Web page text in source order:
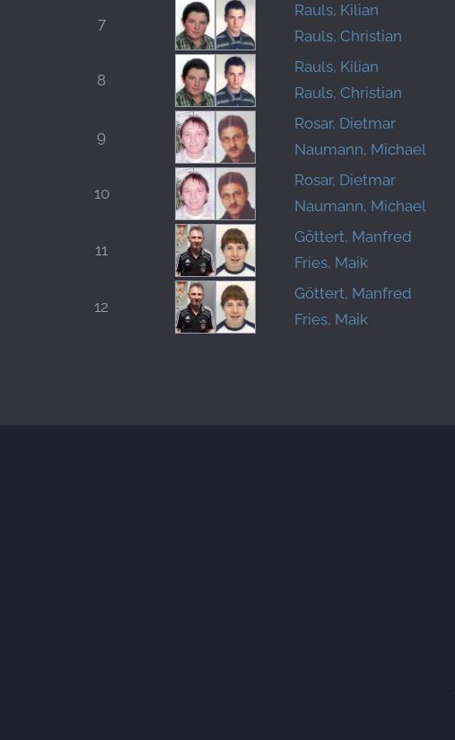
7
Rauls, Kilian
Rauls, Christian
8
Rauls, Kilian
Rauls, Christian
9
Rosar, Dietmar
Naumann, Michael
10
Rosar, Dietmar
Naumann, Michael
11
Göttert, Manfred
Fries, Maik
12
Göttert, Manfred
Fries, Maik